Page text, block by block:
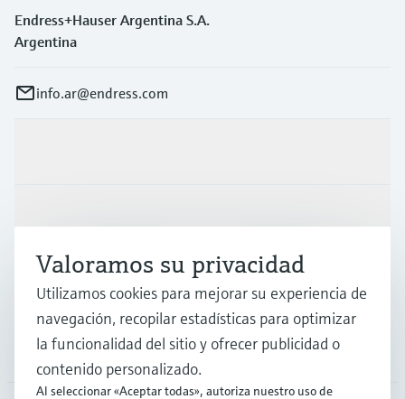
Endress+Hauser Argentina S.A.
Argentina
info.ar@endress.com
Soporte
Compañía
Valoramos su privacidad
Utilizamos cookies para mejorar su experiencia de
navegación, recopilar estadísticas para optimizar
la funcionalidad del sitio y ofrecer publicidad o
contenido personalizado.
Al seleccionar «Aceptar todas», autoriza nuestro uso de